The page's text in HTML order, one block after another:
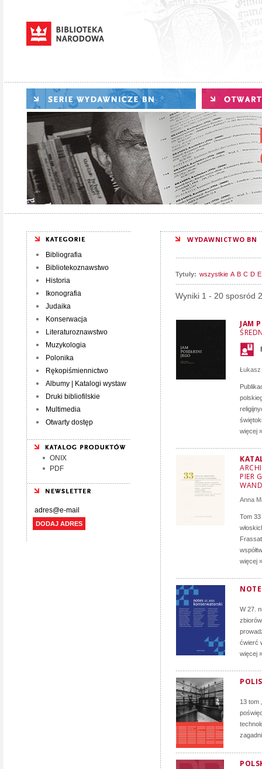
Bibliografia
Bibliotekoznawstwo
Historia
Ikonografia
Judaika
Konserwacja
Literaturoznawstwo
Muzykologia
Polonika
Rękopiśmiennictwo
Albumy | Katalogi wystaw
Druki bibliofilskie
Multimedia
Otwarty dostęp
ONIX
PDF
DODAJ ADRES
WYDAWNICTWO BN
Tytuły: wszystkie A B C D E
Wyniki 1 - 20 sposród
JAM
Łukasz
więcej »
PIER
Anna
Tom
więcej »
W 27.
ćwierć
więcej »
13 tom